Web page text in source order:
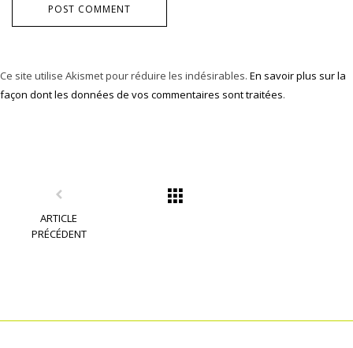
POST COMMENT
Ce site utilise Akismet pour réduire les indésirables. En savoir plus sur la
façon dont les données de vos commentaires sont traitées.
ARTICLE
PRÉCÉDENT